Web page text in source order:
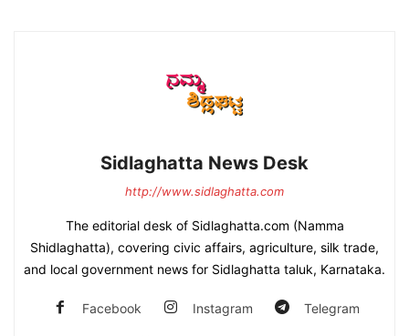
Sidlaghatta News Desk
http://www.sidlaghatta.com
The editorial desk of Sidlaghatta.com (Namma
Shidlaghatta), covering civic affairs, agriculture, silk trade,
and local government news for Sidlaghatta taluk, Karnataka.
Facebook Instagram Telegram